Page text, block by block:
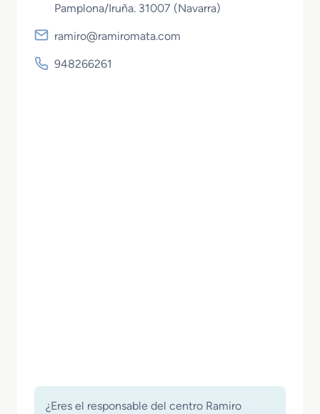
Pamplona/Iruña. 31007 (Navarra)
ramiro@ramiromata.com
948266261
¿Eres el responsable del centro Ramiro